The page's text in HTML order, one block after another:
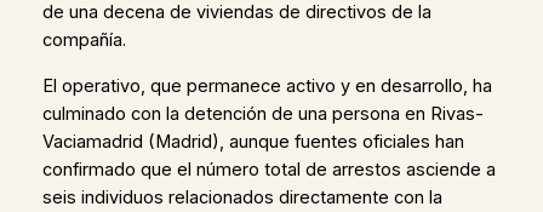
de una decena de viviendas de directivos de la
compañía.
El operativo, que permanece activo y en desarrollo, ha
culminado con la detención de una persona en Rivas-
Vaciamadrid (Madrid), aunque fuentes oficiales han
confirmado que el número total de arrestos asciende a
seis individuos relacionados directamente con la